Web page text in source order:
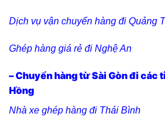
Dịch vụ vận chuyển hàng đi Quảng
Ghép hàng giá rẻ đi Nghệ An
– Chuyển hàng từ Sài Gòn đi các
Hồng
Nhà xe ghép hàng đi Thái Bình